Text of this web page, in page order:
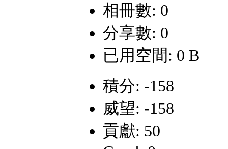
相冊數: 0
分享數: 0
已用空間: 0 B
積分: -158
威望: -158
貢獻: 50